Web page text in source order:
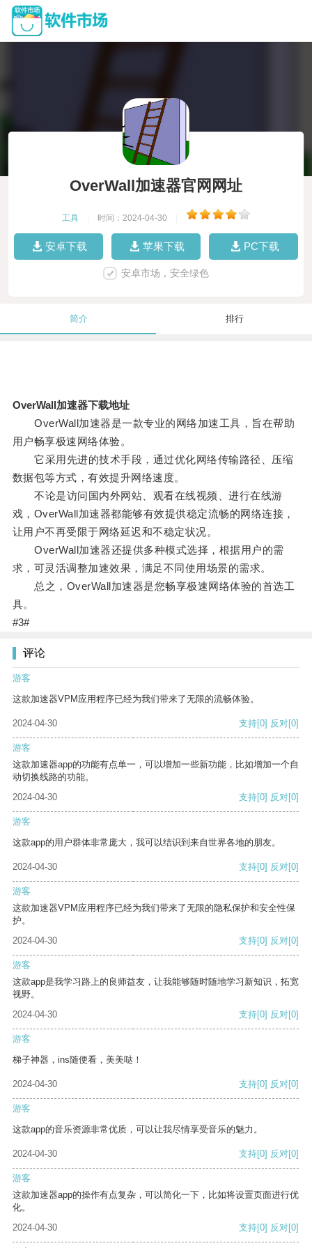
OverWall加速器官网网址
工具 时间：2024-04-30
安卓下载 苹果下载 PC下载
安卓市场，安全绿色
简介 排行
OverWall加速器下载地址
OverWall加速器是一款专业的网络加速工具，旨在帮助
用户畅享极速网络体验。
它采用先进的技术手段，通过优化网络传输路径、压缩
数据包等方式，有效提升网络速度。
不论是访问国内外网站、观看在线视频、进行在线游
戏，OverWall加速器都能够有效提供稳定流畅的网络连接，
让用户不再受限于网络延迟和不稳定状况。
OverWall加速器还提供多种模式选择，根据用户的需
求，可灵活调整加速效果，满足不同使用场景的需求。
总之，OverWall加速器是您畅享极速网络体验的首选工
具。
#3#
评论
游客
这款加速器VPM应用程序已经为我们带来了无限的流畅体验。
2024-04-30 支持[0] 反对[0]
游客
这款加速器app的功能有点单一，可以增加一些新功能，比如增加一个自
动切换线路的功能。
2024-04-30
支持[0] 反对[0]
游客
这款app的用户群体非常庞大，我可以结识到来自世界各地的朋友。
2024-04-30 支持[0] 反对[0]
游客
这款加速器VPM应用程序已经为我们带来了无限的隐私保护和安全性保
护。
2024-04-30
支持[0] 反对[0]
游客
这款app是我学习路上的良师益友，让我能够随时随地学习新知识，拓宽
视野。
2024-04-30
支持[0] 反对[0]
游客
梯子神器，ins随便看，美美哒！
2024-04-30 支持[0] 反对[0]
游客
这款app的音乐资源非常优质，可以让我尽情享受音乐的魅力。
2024-04-30 支持[0] 反对[0]
游客
这款加速器app的操作有点复杂，可以简化一下，比如将设置页面进行优
化。
2024-04-30
支持[0] 反对[0]